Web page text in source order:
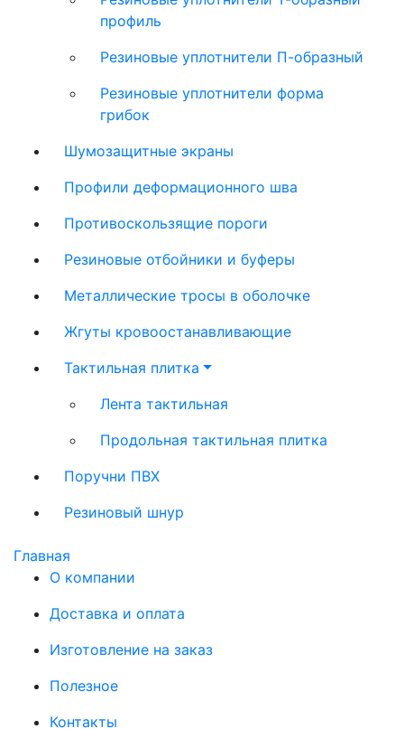
профиль
Резиновые уплотнители П-образный
Резиновые уплотнители форма
грибок
Шумозащитные экраны
Профили деформационного шва
Противоскользящие пороги
Резиновые отбойники и буферы
Металлические тросы в оболочке
Жгуты кровоостанавливающие
Тактильная плитка
Лента тактильная
Продольная тактильная плитка
Поручни ПВХ
Резиновый шнур
Главная
О компании
Доставка и оплата
Изготовление на заказ
Полезное
Контакты